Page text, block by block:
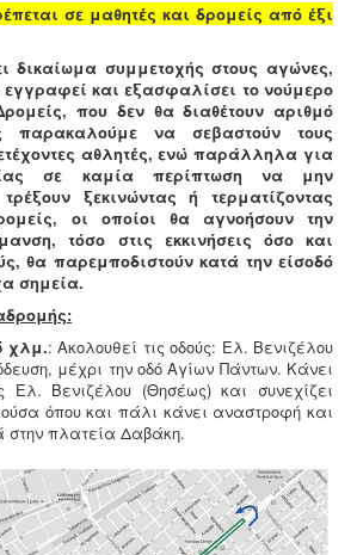
σε μαθητές και δρομείς από έξι
δικαίωμα συμμετοχής στους αγώνες,
και εξασφαλίσει το νούμερο
που δεν θα διαθέτουν αριθμό
παρακαλούμε να σεβαστούν τους
αθλητές, ενώ παράλληλα για
σε καμία περίπτωση να μην
ξεκινώντας ή τερματίζοντας
οι οποίοι θα αγνοήσουν την
τόσο στις εκκινήσεις όσο και
θα παρεμποδιστούν κατά την είσοδό
σημεία.
χλμ.: Ακολουθεί τις οδούς: Ελ. Βενιζέλου
μέχρι την οδό Αγίων Πάντων. Κάνει
Ελ. Βενιζέλου (Θησέως) και συνεχίζει
όπου και πάλι κάνει αναστροφή και
στην πλατεία Δαβάκη.